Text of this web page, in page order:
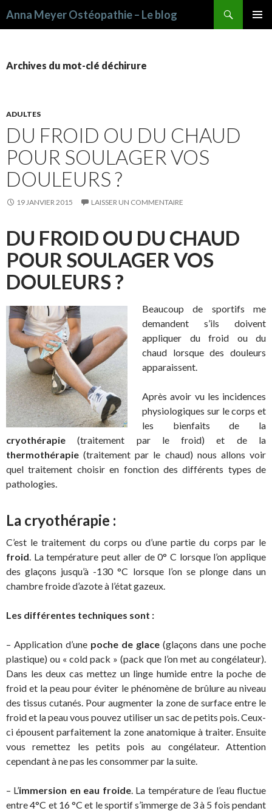
Anna Meyer Ostéopathie – Le blog
Archives du mot-clé déchirure
ADULTES
DU FROID OU DU CHAUD
POUR SOULAGER VOS
DOULEURS ?
19 JANVIER 2015 LAISSER UN COMMENTAIRE
DU FROID OU DU CHAUD
POUR SOULAGER VOS
DOULEURS ?
Beaucoup de sportifs me
demandent s’ils doivent
appliquer du froid ou du
chaud lorsque des douleurs
apparaissent.
Après avoir vu les incidences
physiologiques sur le corps et
les bienfaits de la
cryothérapie (traitement par le froid) et de la
thermothérapie (traitement par le chaud) nous allons voir
quel traitement choisir en fonction des différents types de
pathologies.
La cryothérapie :
C’est le traitement du corps ou d’une partie du corps par le
froid. La température peut aller de 0° C lorsque l’on applique
des glaçons jusqu’à -130 °C lorsque l’on se plonge dans un
chambre froide d’azote à l’état gazeux.
Les différentes techniques sont :
– Application d’une poche de glace (glaçons dans une poche
plastique) ou « cold pack » (pack que l’on met au congélateur).
Dans les deux cas mettez un linge humide entre la poche de
froid et la peau pour éviter le phénomène de brûlure au niveau
des tissus cutanés. Pour augmenter la zone de surface entre le
froid et la peau vous pouvez utiliser un sac de petits pois. Ceux-
ci épousent parfaitement la zone anatomique à traiter. Ensuite
vous remettez les petits pois au congélateur. Attention
cependant à ne pas les consommer par la suite.
– L’immersion en eau froide. La température de l’eau fluctue
entre 4°C et 16 °C et le sportif s’immerge de 3 à 5 fois pendant